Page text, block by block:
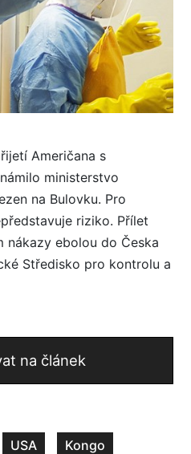
Američana s
ministerstvo
na Bulovku. Pro
riziko. Přílet
nákazy ebolou do Česka
Středisko pro kontrolu a
na článek
USA Kongo